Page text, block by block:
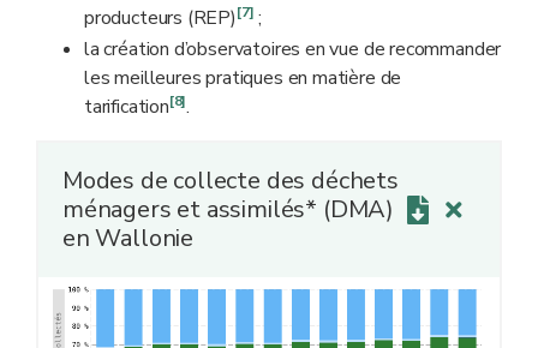
producteurs (REP)[7] ;
la création d’observatoires en vue de recommander
les meilleures pratiques en matière de
tarification[8].
Modes de collecte des déchets
ménagers et assimilés* (DMA)
en Wallonie